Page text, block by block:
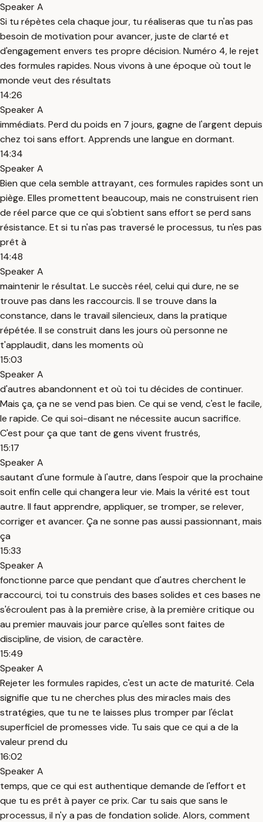
Speaker A
Si tu répètes cela chaque jour, tu réaliseras que tu n'as pas
besoin de motivation pour avancer, juste de clarté et
d'engagement envers tes propre décision. Numéro 4, le rejet
des formules rapides. Nous vivons à une époque où tout le
monde veut des résultats
14:26
Speaker A
immédiats. Perd du poids en 7 jours, gagne de l'argent depuis
chez toi sans effort. Apprends une langue en dormant.
14:34
Speaker A
Bien que cela semble attrayant, ces formules rapides sont un
piège. Elles promettent beaucoup, mais ne construisent rien
de réel parce que ce qui s'obtient sans effort se perd sans
résistance. Et si tu n'as pas traversé le processus, tu n'es pas
prêt à
14:48
Speaker A
maintenir le résultat. Le succès réel, celui qui dure, ne se
trouve pas dans les raccourcis. Il se trouve dans la
constance, dans le travail silencieux, dans la pratique
répétée. Il se construit dans les jours où personne ne
t'applaudit, dans les moments où
15:03
Speaker A
d'autres abandonnent et où toi tu décides de continuer.
Mais ça, ça ne se vend pas bien. Ce qui se vend, c'est le facile,
le rapide. Ce qui soi-disant ne nécessite aucun sacrifice.
C'est pour ça que tant de gens vivent frustrés,
15:17
Speaker A
sautant d'une formule à l'autre, dans l'espoir que la prochaine
soit enfin celle qui changera leur vie. Mais la vérité est tout
autre. Il faut apprendre, appliquer, se tromper, se relever,
corriger et avancer. Ça ne sonne pas aussi passionnant, mais
ça
15:33
Speaker A
fonctionne parce que pendant que d'autres cherchent le
raccourci, toi tu construis des bases solides et ces bases ne
s'écroulent pas à la première crise, à la première critique ou
au premier mauvais jour parce qu'elles sont faites de
discipline, de vision, de caractère.
15:49
Speaker A
Rejeter les formules rapides, c'est un acte de maturité. Cela
signifie que tu ne cherches plus des miracles mais des
stratégies, que tu ne te laisses plus tromper par l'éclat
superficiel de promesses vide. Tu sais que ce qui a de la
valeur prend du
16:02
Speaker A
temps, que ce qui est authentique demande de l'effort et
que tu es prêt à payer ce prix. Car tu sais que sans le
processus, il n'y a pas de fondation solide. Alors, comment